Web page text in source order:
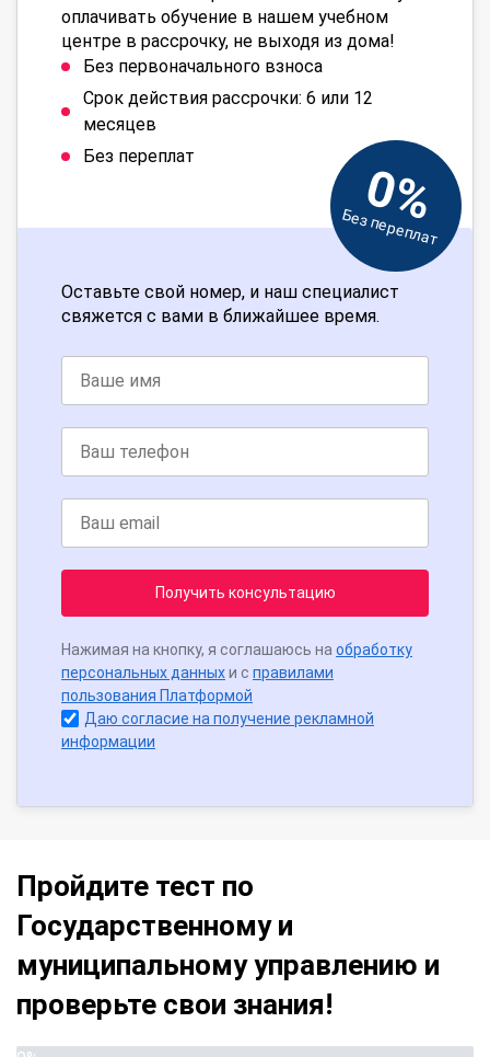
оплачивать обучение в нашем учебном
центре в рассрочку, не выходя из дома!
Без первоначального взноса
Срок действия рассрочки: 6 или 12
месяцев
Без переплат
0%
Без переплат
Оставьте свой номер, и наш специалист
свяжется с вами в ближайшее время.
Получить консультацию
Нажимая на кнопку, я соглашаюсь на обработку
персональных данныхи с правилами
пользования Платформой
Даю согласие на получение рекламной
информации
Пройдите тест по
Государственному и
муниципальному управлению и
проверьте свои знания!